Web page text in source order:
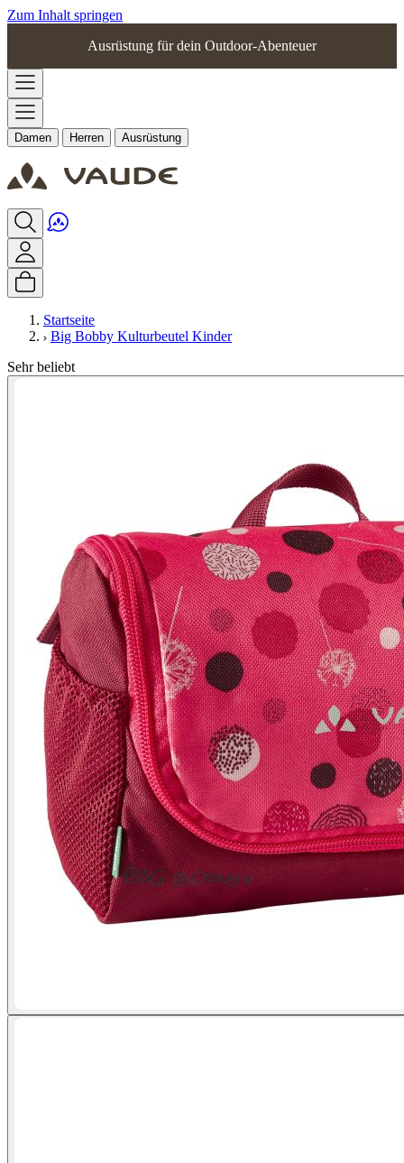
Zum Inhalt springen
Ausrüstung für dein Outdoor-Abenteuer
Damen Herren Ausrüstung
Startseite
Big Bobby Kulturbeutel Kinder
Sehr beliebt